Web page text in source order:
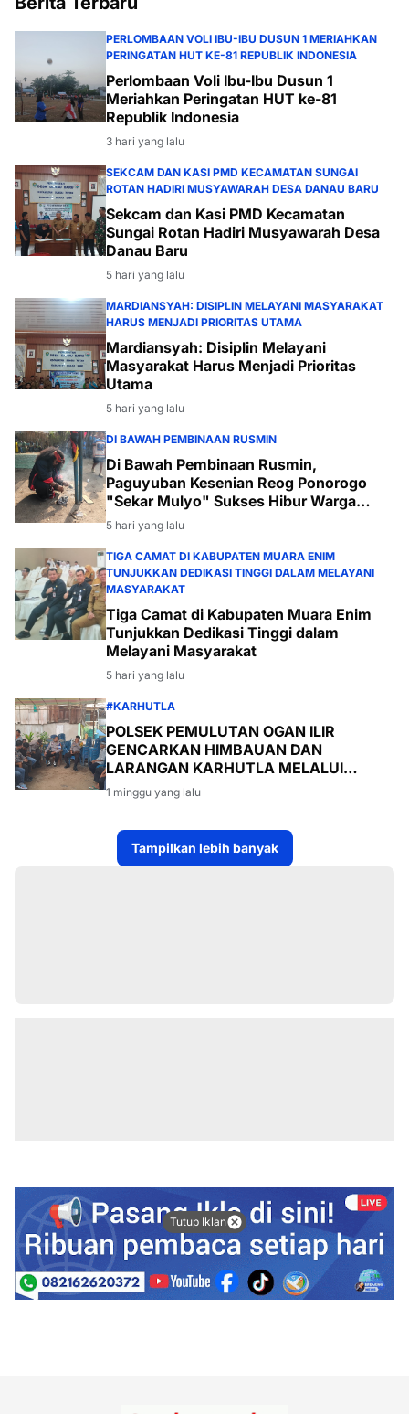
PERLOMBAAN VOLI IBU-IBU DUSUN 1 MERIAHKAN
PERINGATAN HUT KE-81 REPUBLIK INDONESIA
Perlombaan Voli Ibu-Ibu Dusun 1
Meriahkan Peringatan HUT ke-81
Republik Indonesia
3 hari yang lalu
SEKCAM DAN KASI PMD KECAMATAN SUNGAI
ROTAN HADIRI MUSYAWARAH DESA DANAU BARU
Sekcam dan Kasi PMD Kecamatan
Sungai Rotan Hadiri Musyawarah Desa
Danau Baru
5 hari yang lalu
MARDIANSYAH: DISIPLIN MELAYANI MASYARAKAT
HARUS MENJADI PRIORITAS UTAMA
Mardiansyah: Disiplin Melayani
Masyarakat Harus Menjadi Prioritas
Utama
5 hari yang lalu
DI BAWAH PEMBINAAN RUSMIN
Di Bawah Pembinaan Rusmin,
Paguyuban Kesenian Reog Ponorogo
"Sekar Mulyo" Sukses Hibur Warga
Desa Payabakal
5 hari yang lalu
TIGA CAMAT DI KABUPATEN MUARA ENIM
TUNJUKKAN DEDIKASI TINGGI DALAM MELAYANI
MASYARAKAT
Tiga Camat di Kabupaten Muara Enim
Tunjukkan Dedikasi Tinggi dalam
Melayani Masyarakat
5 hari yang lalu
#KARHUTLA
POLSEK PEMULUTAN OGAN ILIR
GENCARKAN HIMBAUAN DAN
LARANGAN KARHUTLA MELALUI
PROGRAM TSKD (TOURING SAMBANG
KE DESA-DESA
1 minggu yang lalu
Tampilkan lebih banyak
Tutup Iklan